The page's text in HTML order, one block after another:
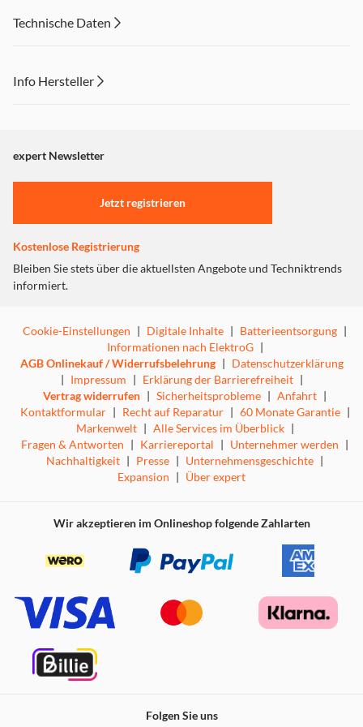
Technische Daten
Info Hersteller
"Marketing".
Einstellungen anpassen
expert Newsletter
Jetzt registrieren
Kostenlose Registrierung
Bleiben Sie stets über die aktuellsten Angebote und Techniktrends
informiert.
Cookie-Einstellungen | Digitale Inhalte | Batterieentsorgung |
Informationen nach ElektroG |
AGB Onlinekauf / Widerrufsbelehrung | Datenschutzerklärung
| Impressum | Erklärung der Barrierefreiheit |
Vertrag widerrufen | Sicherheitsprobleme | Anfahrt |
Kontaktformular | Recht auf Reparatur | 60 Monate Garantie |
Markenwelt | Alle Services im Überblick |
Fragen & Antworten | Karriereportal | Unternehmer werden |
Nachhaltigkeit | Presse | Unternehmensgeschichte |
Expansion | Über expert
Wir akzeptieren im Onlineshop folgende Zahlarten
Folgen Sie uns